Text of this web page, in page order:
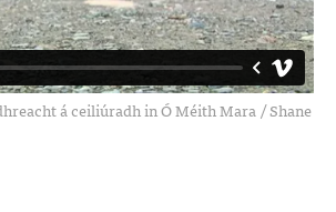
á ceiliúradh in Ó Méith Mara/Shane